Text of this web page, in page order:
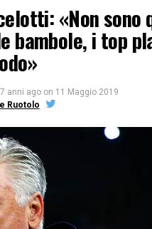
«Non sono
bambole, i top
7 anni ago on 11 Maggio 2019
Ruotolo